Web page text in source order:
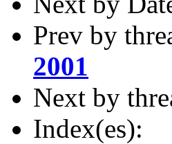
Prev by
2001
Next by
Index(es):